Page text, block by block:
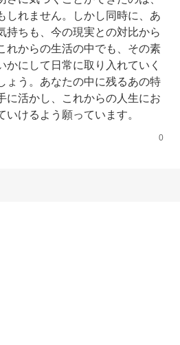
しれません。しかし同時に、あ
持ちも、今の現実との対比から
れからの生活の中でも、その素
かにして日常に取り入れていく
ょう。あなたの中に残るあの特
に活かし、これからの人生にお
けるよう願っています。
0